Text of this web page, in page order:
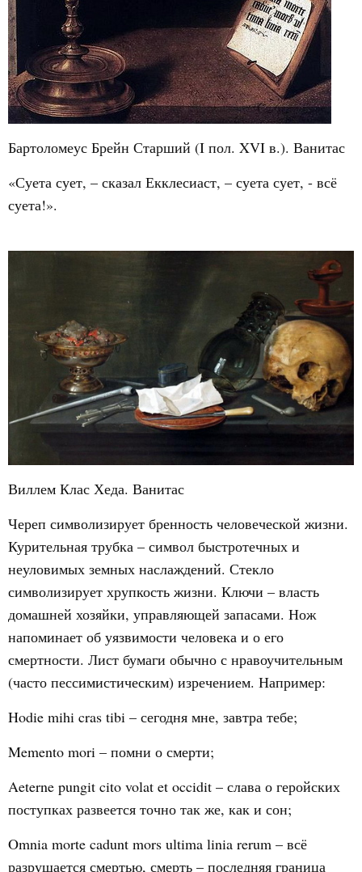
Бартоломеус Брейн Старший (I пол. XVI в.). Ванитас
«Суета сует, – сказал Екклесиаст, – суета сует, - всё
суета!».
Виллем Клас Хеда. Ванитас
Череп символизирует бренность человеческой жизни.
Курительная трубка – символ быстротечных и
неуловимых земных наслаждений. Стекло
символизирует хрупкость жизни. Ключи – власть
домашней хозяйки, управляющей запасами. Нож
напоминает об уязвимости человека и о его
смертности. Лист бумаги обычно с нравоучительным
(часто пессимистическим) изречением. Например:
Hodie mihi cras tibi – сегодня мне, завтра тебе;
Memento mori – помни о смерти;
Aeterne pungit cito volat et occidit – слава о геройских
поступках развеется точно так же, как и сон;
Omnia morte cadunt mors ultima linia rerum – всё
разрушается смертью, смерть – последняя граница